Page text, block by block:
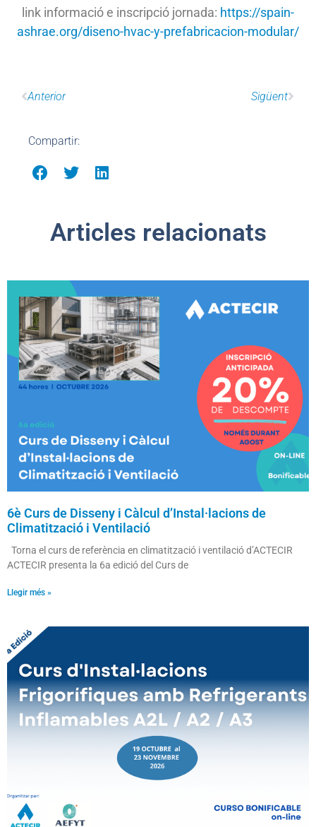
link informació e inscripció jornada: https://spain-
ashrae.org/diseno-hvac-y-prefabricacion-modular/
Anterior Sigüent
Compartir:
Articles relacionats
6è Curs de Disseny i Càlcul d’Instal·lacions de
Climatització i Ventilació
Torna el curs de referència en climatització i ventilació d’ACTECIR
ACTECIR presenta la 6a edició del Curs de
Llegir més »